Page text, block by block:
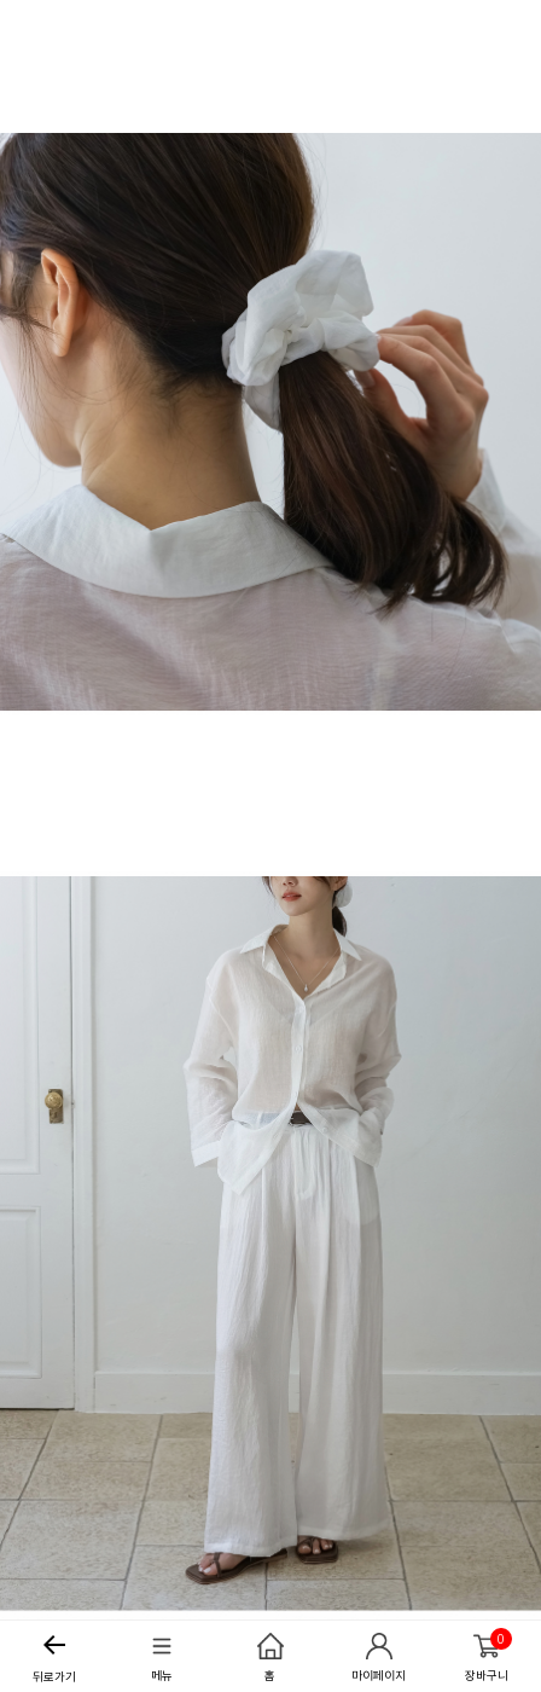
뒤로가기 메뉴 홈 마이페이지
0
장바구니